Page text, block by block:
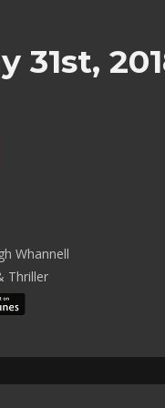
31st,
Whannell
Thriller